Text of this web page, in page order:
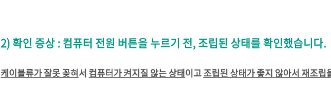
2) 확인 증상 : 컴퓨터 전원 버튼을 누르기 전, 조립된 상태를 확인했습니다.
케이블류가 잘못 꽂혀서 컴퓨터가 켜지질 않는 상태이고조립된 상태가 좋지 않아서 재조립